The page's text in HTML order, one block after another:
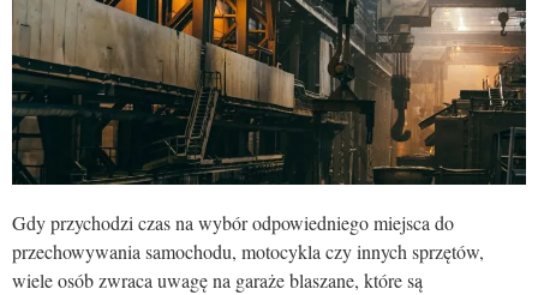
Gdy przychodzi czas na wybór odpowiedniego miejsca do
przechowywania samochodu, motocykla czy innych sprzętów,
wiele osób zwraca uwagę na garaże blaszane, które są